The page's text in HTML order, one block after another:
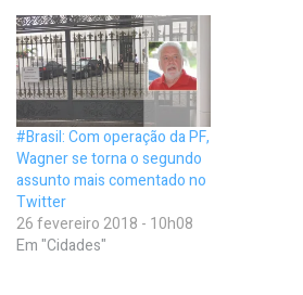
#Brasil: Com operação da PF,
Wagner se torna o segundo
assunto mais comentado no
Twitter
26 fevereiro 2018 - 10h08
Em "Cidades"